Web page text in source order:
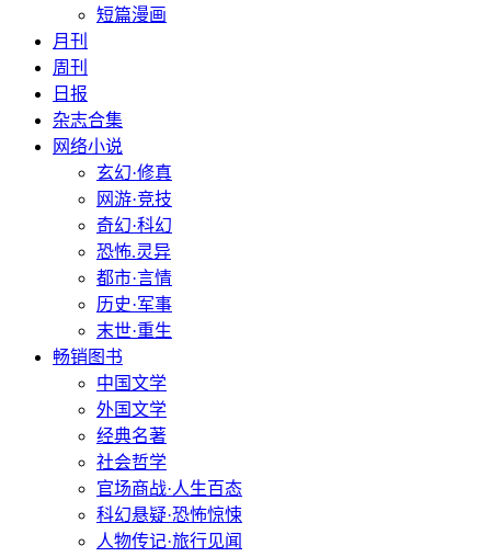
短篇漫画
月刊
周刊
日报
杂志合集
网络小说
玄幻·修真
网游·竞技
奇幻·科幻
恐怖.灵异
都市·言情
历史·军事
末世·重生
畅销图书
中国文学
外国文学
经典名著
社会哲学
官场商战·人生百态
科幻悬疑·恐怖惊悚
人物传记·旅行见闻